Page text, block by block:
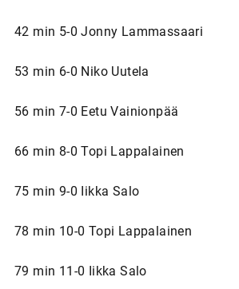
42 min 5-0 Jonny Lammassaari
53 min 6-0 Niko Uutela
56 min 7-0 Eetu Vainionpää
66 min 8-0 Topi Lappalainen
75 min 9-0 Iikka Salo
78 min 10-0 Topi Lappalainen
79 min 11-0 Iikka Salo